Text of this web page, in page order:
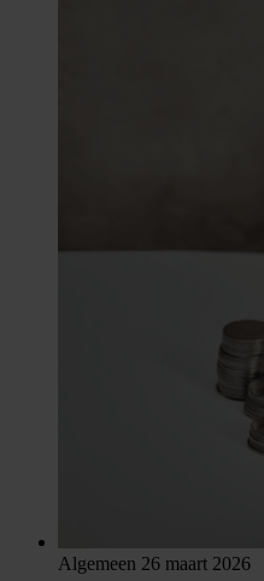
Algemeen 26 maart 2026